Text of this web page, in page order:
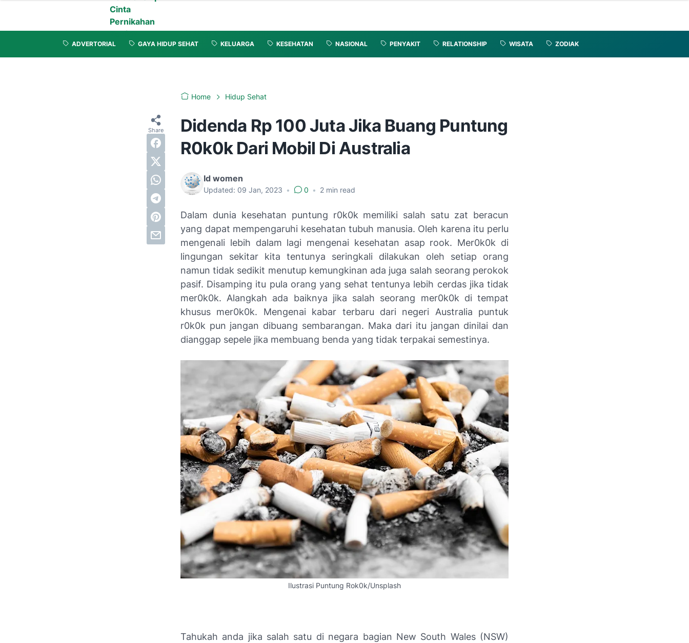
Cinta
Pernikahan
Zodiak
ADVERTORIAL GAYA HIDUP SEHAT KELUARGA KESEHATAN NASIONAL PENYAKIT RELATIONSHIP WISATA ZODIAK
Home Hidup Sehat
Didenda Rp 100 Juta Jika Buang Puntung
R0k0k Dari Mobil Di Australia
Id women
Updated: 09 Jan, 2023 • 0 • 2 min read
Dalam dunia kesehatan puntung r0k0k memiliki salah satu zat beracun
yang dapat mempengaruhi kesehatan tubuh manusia. Oleh karena itu perlu
mengenali lebih dalam lagi mengenai kesehatan asap rook. Mer0k0k di
lingungan sekitar kita tentunya seringkali dilakukan oleh setiap orang
namun tidak sedikit menutup kemungkinan ada juga salah seorang perokok
pasif. Disamping itu pula orang yang sehat tentunya lebih cerdas jika tidak
mer0k0k. Alangkah ada baiknya jika salah seorang mer0k0k di tempat
khusus mer0k0k. Mengenai kabar terbaru dari negeri Australia puntuk
r0k0k pun jangan dibuang sembarangan. Maka dari itu jangan dinilai dan
dianggap sepele jika membuang benda yang tidak terpakai semestinya.
Ilustrasi Puntung Rok0k/Unsplash
Tahukah anda jika salah satu di negara bagian New South Wales (NSW)